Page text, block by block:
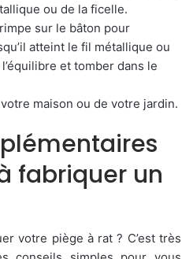
ou de la ficelle.
sur le bâton pour
atteint le fil métallique ou
et tomber dans le
maison ou de votre jardin.
fabriquer un
votre piège à rat ? C’est très